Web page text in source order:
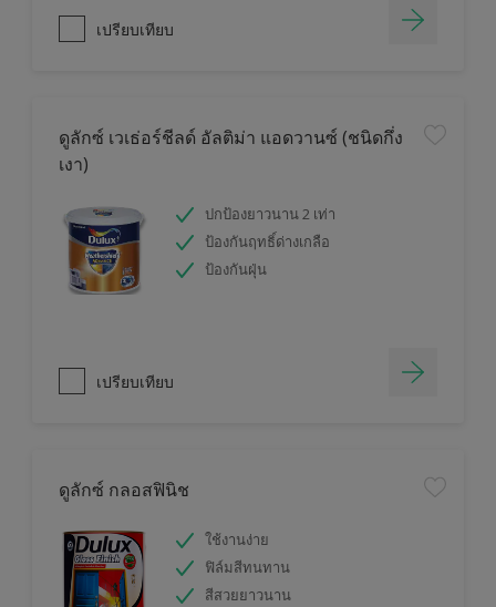
เปรียบเทียบ
ดูลักซ์ เวเธ่อร์ชีลด์ อัลติม่า แอดวานซ์ (ชนิดกึ่ง
เงา)
ปกป้องยาวนาน 2 เท่า
ป้องกันฤทธิ์ด่างเกลือ
ป้องกันฝุ่น
เปรียบเทียบ
ดูลักซ์ กลอสฟินิช
ใช้งานง่าย
ฟิล์มสีทนทาน
สีสวยยาวนาน